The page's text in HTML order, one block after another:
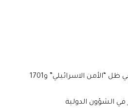
“الأمن الاسرائيلي” و1701
الشؤون الدولية